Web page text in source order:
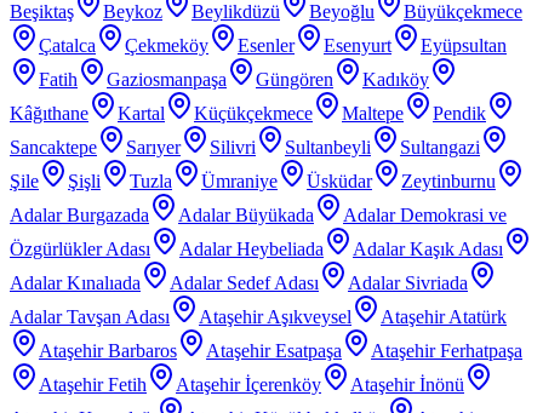
Beşiktaş
Beykoz Beylikdüzü Beyoğlu
Büyükçekmece
Çatalca
Çekmeköy Esenler Esenyurt
Eyüpsultan
Fatih
Gaziosmanpaşa Güngören
Kadıköy
Kâğıthane
Kartal Küçükçekmece Maltepe
Pendik
Sancaktepe
Sarıyer Silivri Sultanbeyli
Sultangazi
Şile
Şişli Tuzla Ümraniye Üsküdar
Zeytinburnu
Adalar Burgazada
Adalar Büyükada
Adalar Demokrasi ve
Özgürlükler Adası
Adalar Heybeliada
Adalar Kaşık Adası
Adalar Kınalıada
Adalar Sedef Adası
Adalar Sivriada
Adalar Tavşan Adası
Ataşehir Aşıkveysel
Ataşehir Atatürk
Ataşehir Barbaros
Ataşehir Esatpaşa
Ataşehir Ferhatpaşa
Ataşehir Fetih
Ataşehir İçerenköy
Ataşehir İnönü